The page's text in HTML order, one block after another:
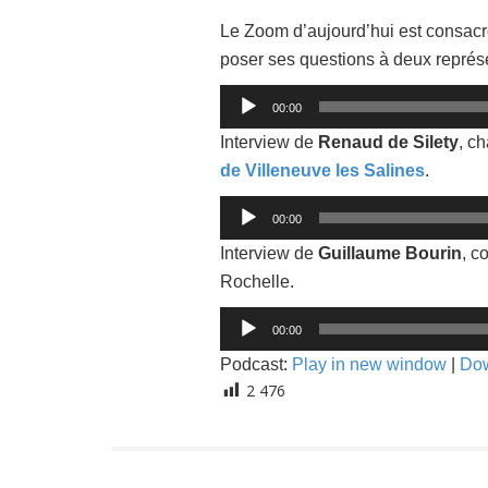
Le Zoom d’aujourd’hui est
poser ses questions à deux
Lecteur
audio
00:00
Interview de Renaud de Silety,
de Villeneuve les Salines.
Lecteur
audio
00:00
Interview de Guillaume Bourin,
Rochelle.
Lecteur
audio
00:00
Podcast: Play in new window
2 476